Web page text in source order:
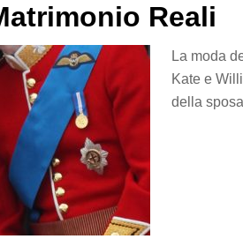
Reali
La moda
Kate e
della